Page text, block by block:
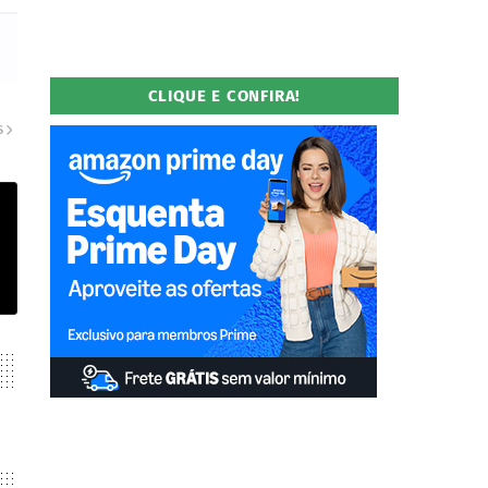
CLIQUE E CONFIRA!